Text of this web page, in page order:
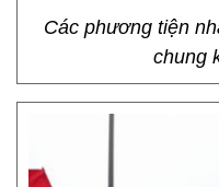
Các phương tiện
chung